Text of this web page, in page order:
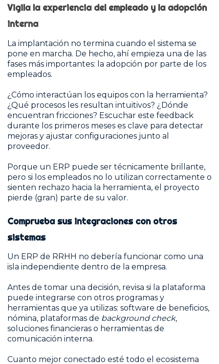
Vigila la experiencia del empleado y la adopción
interna
La implantación no termina cuando el sistema se
pone en marcha. De hecho, ahí empieza una de las
fases más importantes: la adopción por parte de los
empleados.
¿Cómo interactúan los equipos con la herramienta?
¿Qué procesos les resultan intuitivos? ¿Dónde
encuentran fricciones? Escuchar este feedback
durante los primeros meses es clave para detectar
mejoras y ajustar configuraciones junto al
proveedor.
Porque un ERP puede ser técnicamente brillante,
pero si los empleados no lo utilizan correctamente o
sienten rechazo hacia la herramienta, el proyecto
pierde (gran) parte de su valor.
Comprueba sus integraciones con otros
sistemas
Un ERP de RRHH no debería funcionar como una
isla independiente dentro de la empresa.
Antes de tomar una decisión, revisa si la plataforma
puede integrarse con otros programas y
herramientas que ya utilizas: software de beneficios,
nómina, plataformas de background check,
soluciones financieras o herramientas de
comunicación interna.
Cuanto mejor conectado esté todo el ecosistema